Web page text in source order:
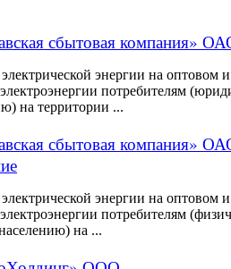
сбытовая компания»
энергии на оптовом
потребителям
на территории ...
сбытовая компания»
энергии на оптовом
потребителям
на ...